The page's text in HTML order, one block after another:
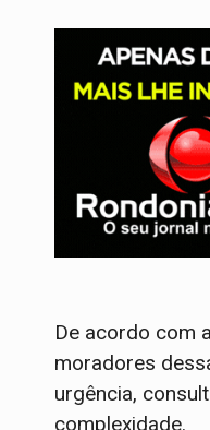
De acordo com
moradores
urgência,
complexidade.